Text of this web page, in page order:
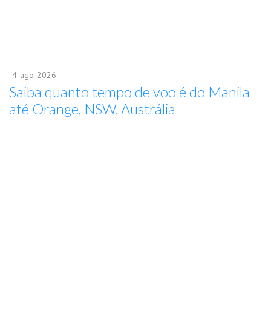
4 ago 2026
Saiba quanto tempo de voo é do Manila
até Orange, NSW, Austrália